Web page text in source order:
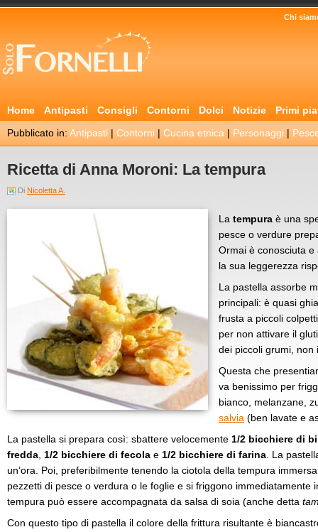
Chi
Home Antipasti Consigli Contorni Dolci Notizie
Primi
Pubblicato in: Antipasti | Contorni | Cucina etnica | Personaggi |
Ricetta di Anna Moroni: La tempura
Di Nicoletta A.
La tempura è una
pesce o verdure
Ormai è conosciuta
la sua leggerezza
La pastella assorbe
principali: è quasi
frusta a piccoli
per non attivare il
dei piccoli grumi, non
Questa che
va benissimo per
bianco, melanzane,
salvia (ben lavate e
La pastella si prepara così: sbattere velocemente 1/2 bicchiere di
fredda 1/2 bicchiere di fecola e 1/2 bicchiere di farina . La
un’ora. Poi, preferibilmente tenendo la ciotola della tempura
pezzetti di pesce o verdura o le foglie e si friggono immediatamente
tempura può essere accompagnata da salsa di soia (anche detta
Con questo tipo di pastella il colore della frittura risultante è